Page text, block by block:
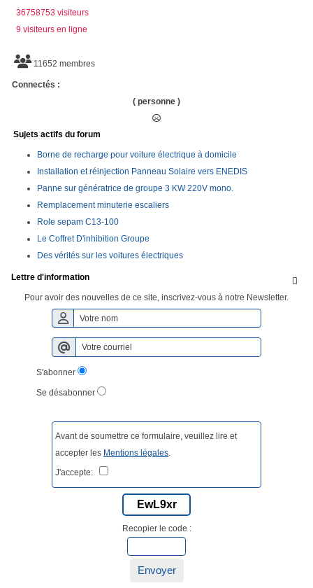
36758753 visiteurs
9 visiteurs en ligne
11652 membres
Connectés :
( personne )
Sujets actifs du forum
Borne de recharge pour voiture électrique à domicile
Installation et réinjection Panneau Solaire vers ENEDIS
Panne sur génératrice de groupe 3 KW 220V mono.
Remplacement minuterie escaliers
Role sepam C13-100
Le Coffret D'inhibition Groupe
Des vérités sur les voitures électriques

Lettre d'information
Pour avoir des nouvelles de ce site, inscrivez-vous à notre Newsletter.
S'abonner
Se désabonner
Avant de soumettre ce formulaire, veuillez lire et
accepter les Mentions légales.
J'accepte:
EwL9xr
Recopier le code :
Envoyer